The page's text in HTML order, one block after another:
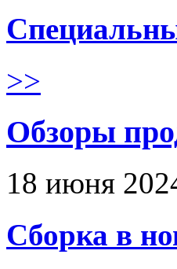
>>
Обзоры
18 июня
Сборка в